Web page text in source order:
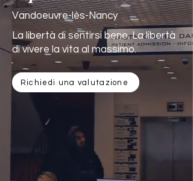
Vandoeuvre-lès-Nancy
La libertà di sentirsi bene. La libertà
di vivere la vita al massimo.
Richiedi una valutazione